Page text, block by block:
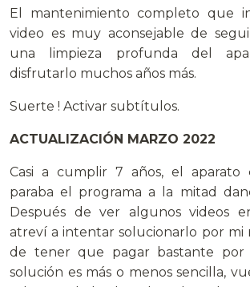
El mantenimiento completo que
video es muy aconsejable de
una limpieza profunda del
disfrutarlo muchos años más.
Suerte ! Activar subtítulos.
ACTUALIZACIÓN MARZO 2022
Casi a cumplir 7 años, el aparato
paraba el programa a la mitad
Después de ver algunos videos
atreví a intentar solucionarlo por mi
de tener que pagar bastante por
solución es más o menos sencilla,